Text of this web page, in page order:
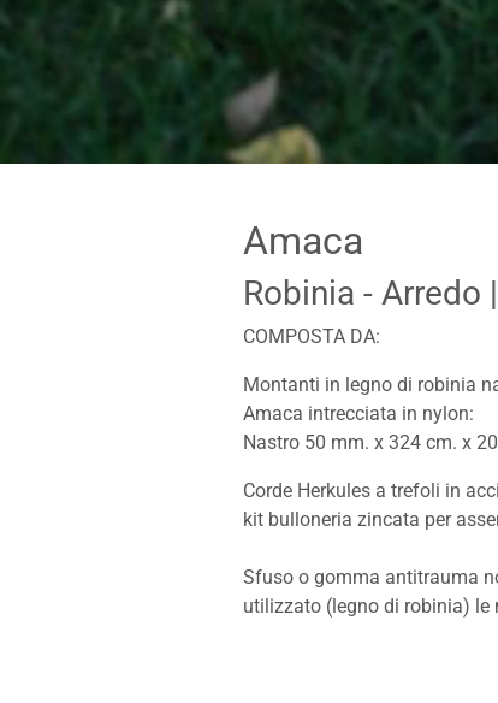
Amaca
Robinia - Arredo
COMPOSTA DA:
Montanti in legno di robinia
Amaca intrecciata in nylon:
Nastro 50 mm. x 324 cm. x
Corde Herkules a trefoli in
kit bulloneria zincata per
Sfuso o gomma antitrauma
utilizzato (legno di robinia) le